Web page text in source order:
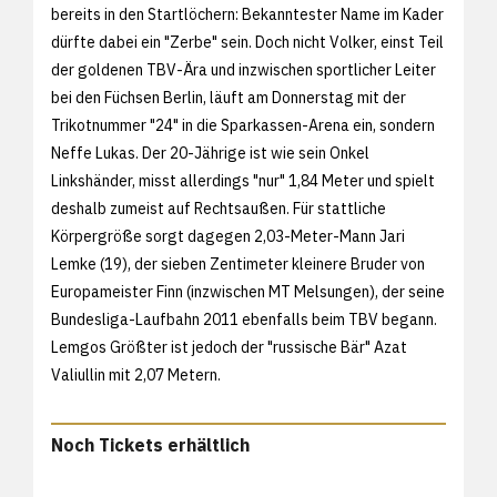
bereits in den Startlöchern: Bekanntester Name im Kader
dürfte dabei ein "Zerbe" sein. Doch nicht Volker, einst Teil
der goldenen TBV-Ära und inzwischen sportlicher Leiter
bei den Füchsen Berlin, läuft am Donnerstag mit der
Trikotnummer "24" in die Sparkassen-Arena ein, sondern
Neffe Lukas. Der 20-Jährige ist wie sein Onkel
Linkshänder, misst allerdings "nur" 1,84 Meter und spielt
deshalb zumeist auf Rechtsaußen. Für stattliche
Körpergröße sorgt dagegen 2,03-Meter-Mann Jari
Lemke (19), der sieben Zentimeter kleinere Bruder von
Europameister Finn (inzwischen MT Melsungen), der seine
Bundesliga-Laufbahn 2011 ebenfalls beim TBV begann.
Lemgos Größter ist jedoch der "russische Bär" Azat
Valiullin mit 2,07 Metern.
Noch Tickets erhältlich